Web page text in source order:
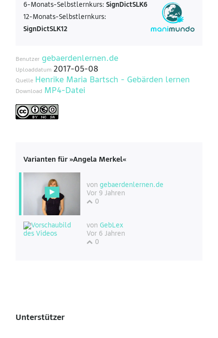
6-Monats-Selbstlernkurs: SignDictSLK6
12-Monats-Selbstlernkurs:
SignDictSLK12
Benutzer gebaerdenlernen.de
Uploaddatum2017-05-08
Quelle Henrike Maria Bartsch - Gebärden lernen
Download MP4-Datei
Varianten für »Angela Merkel«
vongebaerdenlernen.de
Vor 9 Jahren
0
vonGebLex
Vor 6 Jahren
0
Unterstützer